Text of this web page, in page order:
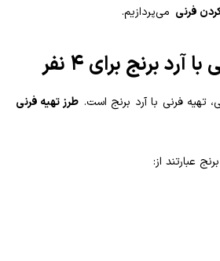
فرنی می‌پردازیم.
تهیه فرنی با آرد برنج است. طرز تهیه فرنی
عبارتند از: